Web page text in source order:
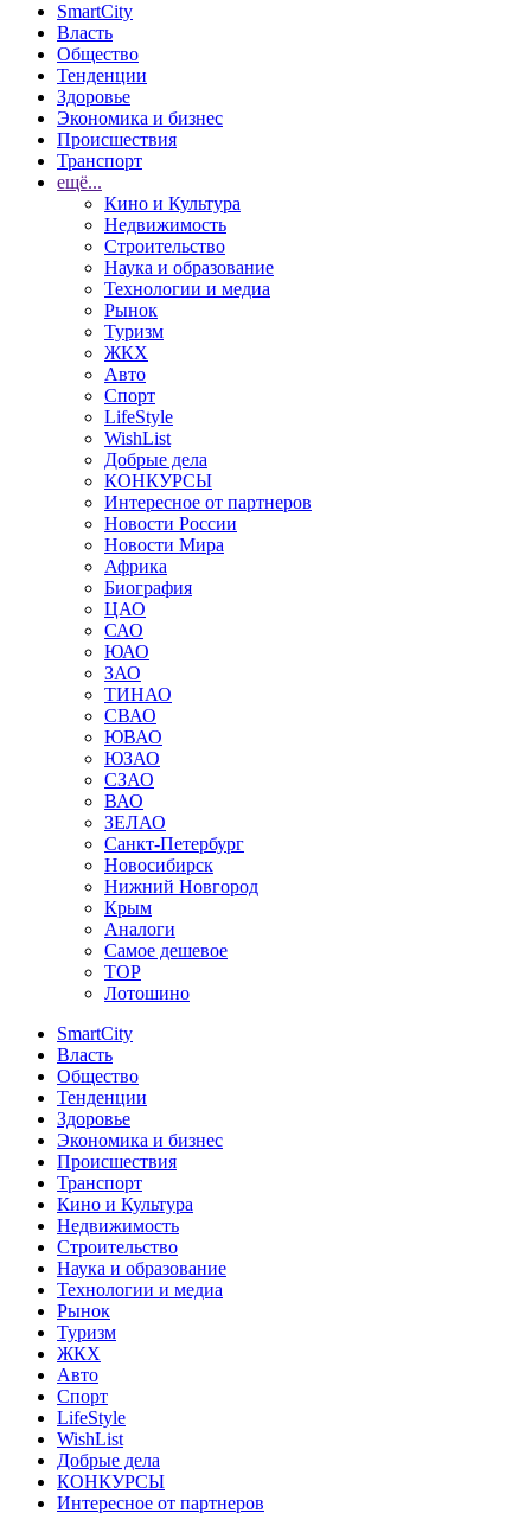
SmartCity
Власть
Общество
Тенденции
Здоровье
Экономика и бизнес
Происшествия
Транспорт
ещё...
Кино и Культура
Недвижимость
Строительство
Наука и образование
Технологии и медиа
Рынок
Туризм
ЖКХ
Авто
Спорт
LifeStyle
WishList
Добрые дела
КОНКУРСЫ
Интересное от партнеров
Новости России
Новости Мира
Африка
Биография
ЦАО
САО
ЮАО
ЗАО
ТИНАО
СВАО
ЮВАО
ЮЗАО
СЗАО
ВАО
ЗЕЛАО
Санкт-Петербург
Новосибирск
Нижний Новгород
Крым
Аналоги
Самое дешевое
TOP
Лотошино
SmartCity
Власть
Общество
Тенденции
Здоровье
Экономика и бизнес
Происшествия
Транспорт
Кино и Культура
Недвижимость
Строительство
Наука и образование
Технологии и медиа
Рынок
Туризм
ЖКХ
Авто
Спорт
LifeStyle
WishList
Добрые дела
КОНКУРСЫ
Интересное от партнеров